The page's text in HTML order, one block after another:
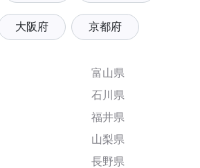
大阪府 京都府
富山県
石川県
福井県
山梨県
長野県